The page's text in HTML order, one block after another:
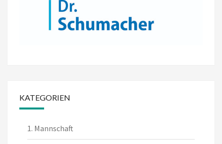
KATEGORIEN
1. Mannschaft